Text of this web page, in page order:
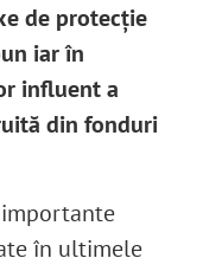
de protecție
iar în
influent a
din fonduri
în ultimele